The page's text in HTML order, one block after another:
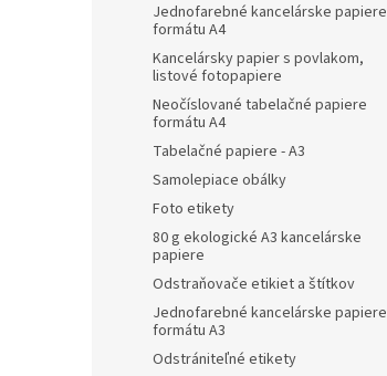
Jednofarebné kancelárske papiere
formátu A4
Kancelársky papier s povlakom,
listové fotopapiere
Neočíslované tabelačné papiere
formátu A4
Tabelačné papiere - A3
Samolepiace obálky
Foto etikety
80 g ekologické A3 kancelárske
papiere
Odstraňovače etikiet a štítkov
Jednofarebné kancelárske papiere
formátu A3
Odstrániteľné etikety